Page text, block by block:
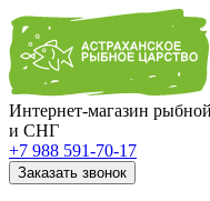
Интернет-магазин
и СНГ
+7 988 591-70-17
Заказать звонок